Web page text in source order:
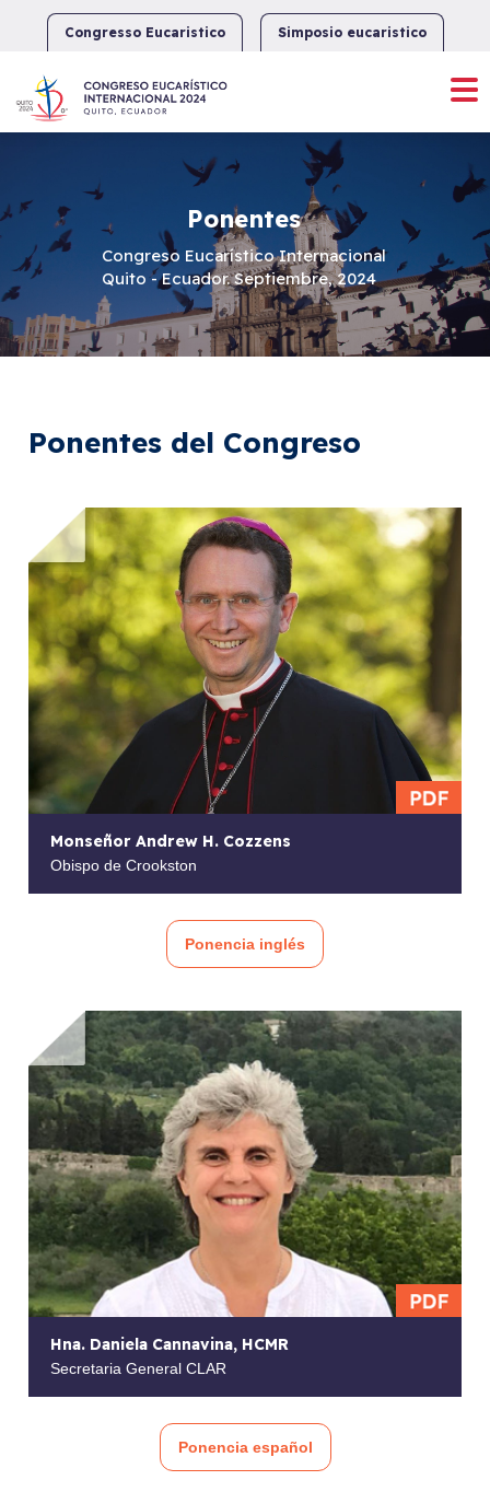
content
Congresso Eucaristico Simposio eucaristico
Ponentes
Congreso Eucarístico Internacional
Quito - Ecuador. Septiembre, 2024
Ponentes del Congreso
Monseñor Andrew H. Cozzens
Obispo de Crookston
Ponencia inglés
Hna. Daniela Cannavina, HCMR
Secretaria General CLAR
Ponencia español